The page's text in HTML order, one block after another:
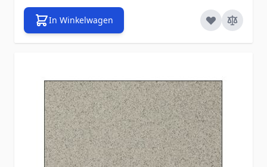
In Winkelwagen